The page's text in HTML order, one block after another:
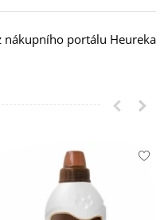
nákupního portálu Heureka